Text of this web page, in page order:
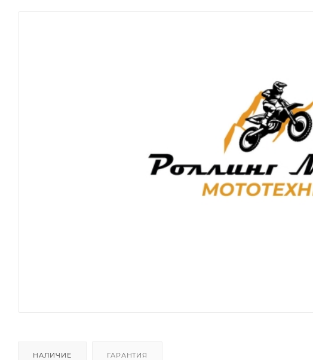
НАЛИЧИЕ ГАРАНТИЯ